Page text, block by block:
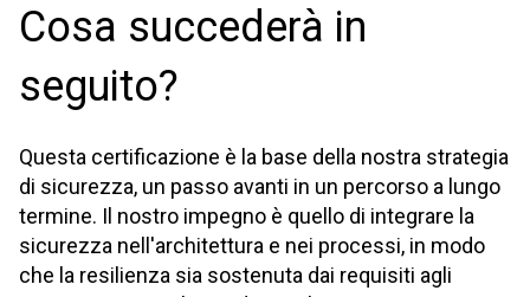
Cosa succederà in
seguito?
Questa certificazione è la base della nostra strategia
di sicurezza, un passo avanti in un percorso a lungo
termine. Il nostro impegno è quello di integrare la
sicurezza nell'architettura e nei processi, in modo
che la resilienza sia sostenuta dai requisiti agli